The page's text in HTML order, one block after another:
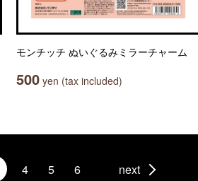
モンチッチ ぬいぐるみミラーチャーム
500 yen (tax included)
4 5 6 next